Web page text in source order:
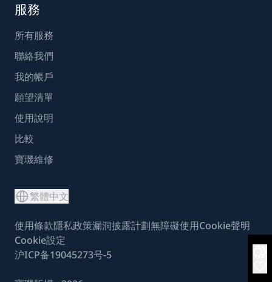
服務
所有服務
聯絡我們
我的帳戶
願望清單
使用說明
比較
寶璣維修
繁體中文
使用條款隱私政策漏洞披露計劃無障礙使用Cookie聲明
Cookie設定
沪ICP备19045273号-5